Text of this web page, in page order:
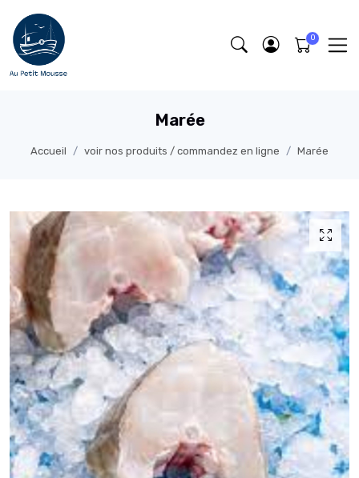
Marée
Accueil voir nos produits / commandez en ligne Marée